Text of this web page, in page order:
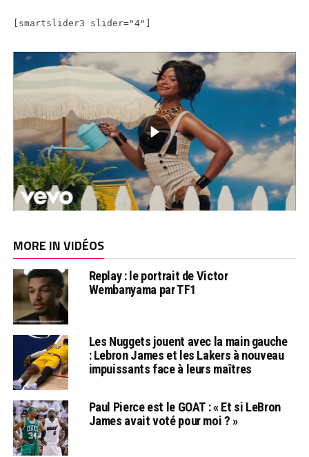
[smartslider3 slider="4"]
MORE IN VIDÉOS
Replay : le portrait de Victor
Wembanyama par TF1
Les Nuggets jouent avec la main gauche
: Lebron James et les Lakers à nouveau
impuissants face à leurs maîtres
Paul Pierce est le GOAT : « Et si LeBron
James avait voté pour moi ? »